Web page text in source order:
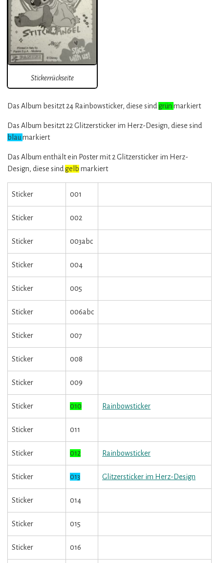
Stickerrückseite
Das Album besitzt 24 Rainbowsticker, diese sindgrün markiert
Das Album besitzt 22 Glitzersticker im Herz-Design, diese sind
blaumarkiert
Das Album enthält ein Poster mit 2 Glitzersticker im Herz-
Design, diese sindgelb markiert
Sticker 001
Sticker 002
Sticker 003abc
Sticker 004
Sticker 005
Sticker 006abc
Sticker 007
Sticker 008
Sticker 009
Sticker 010 Rainbowsticker
Sticker 011
Sticker 012 Rainbowsticker
Sticker 013 Glitzersticker im Herz-Design
Sticker 014
Sticker 015
Sticker 016